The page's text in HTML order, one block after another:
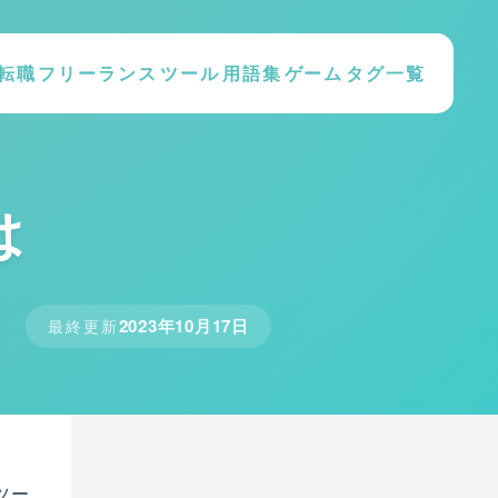
職フリーランス ツール用語集ゲーム タグ一覧
最終更新2023年10月17日